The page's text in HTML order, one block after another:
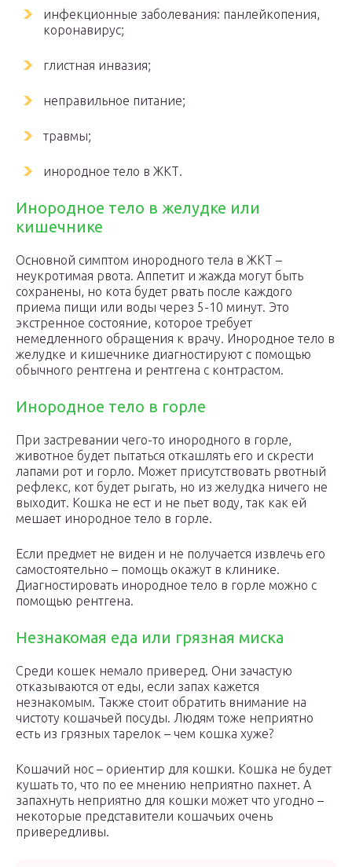
инфекционные заболевания: панлейкопения,
коронавирус;
глистная инвазия;
неправильное питание;
травмы;
инородное тело в ЖКТ.
Инородное тело в желудке или
кишечнике
Основной симптом инородного тела в ЖКТ –
неукротимая рвота. Аппетит и жажда могут быть
сохранены, но кота будет рвать после каждого
приема пищи или воды через 5-10 минут. Это
экстренное состояние, которое требует
немедленного обращения к врачу. Инородное тело в
желудке и кишечнике диагностируют с помощью
обычного рентгена и рентгена с контрастом.
Инородное тело в горле
При застревании чего-то инородного в горле,
животное будет пытаться откашлять его и скрести
лапами рот и горло. Может присутствовать рвотный
рефлекс, кот будет рыгать, но из желудка ничего не
выходит. Кошка не ест и не пьет воду, так как ей
мешает инородное тело в горле.
Если предмет не виден и не получается извлечь его
самостоятельно – помощь окажут в клинике.
Диагностировать инородное тело в горле можно с
помощью рентгена.
Незнакомая еда или грязная миска
Среди кошек немало приверед. Они зачастую
отказываются от еды, если запах кажется
незнакомым. Также стоит обратить внимание на
чистоту кошачьей посуды. Людям тоже неприятно
есть из грязных тарелок – чем кошка хуже?
Кошачий нос – ориентир для кошки. Кошка не будет
кушать то, что по ее мнению неприятно пахнет. А
запахнуть неприятно для кошки может что угодно –
некоторые представители кошачьих очень
привередливы.